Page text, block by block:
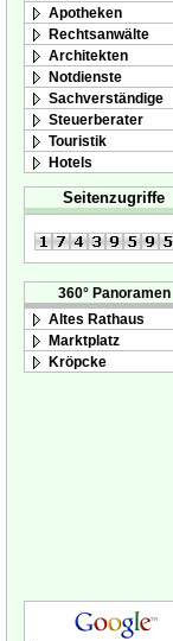
Apotheken
Rechtsanwälte
Architekten
Notdienste
Sachverständige
Steuerberater
Touristik
Hotels
Seitenzugriffe
360° Panoramen
Altes Rathaus
Marktplatz
Kröpcke